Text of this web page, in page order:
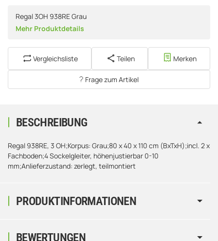
Regal 3OH 938RE Grau
Mehr Produktdetails
Vergleichsliste Teilen Merken
Frage zum Artikel
PRODUKTINFORMATIONEN
BESCHREIBUNG
Regal 938RE, 3 OH;Korpus: Grau;80 x 40 x 110 cm (BxTxH);incl. 2 x
Fachboden;4 Sockelgleiter, höhenjustierbar 0-10
mm;Anlieferzustand: zerlegt, teilmontiert
BEWERTUNGEN